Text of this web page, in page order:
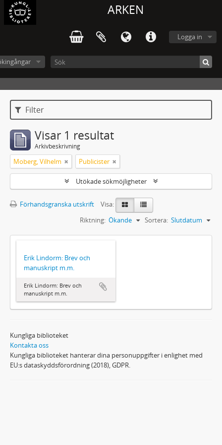
ARKEN
Logga in
Filter
Visar 1 resultat
Arkivbeskrivning
Moberg, Vilhelm Publicister
Utökade sökmöjligheter
Förhandsgranska utskrift
Visa:
Sortera: Slutdatum
Riktning: Ökande
Erik Lindorm: Brev och
manuskript m.m.
Erik Lindorm: Brev och
manuskript m.m.
Kungliga biblioteket
Kontakta oss
Kungliga biblioteket hanterar dina personuppgifter i enlighet med
EU:s dataskyddsförordning (2018), GDPR.